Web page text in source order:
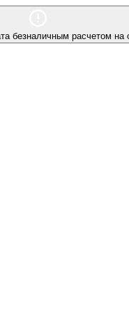
безналичным расчетом на